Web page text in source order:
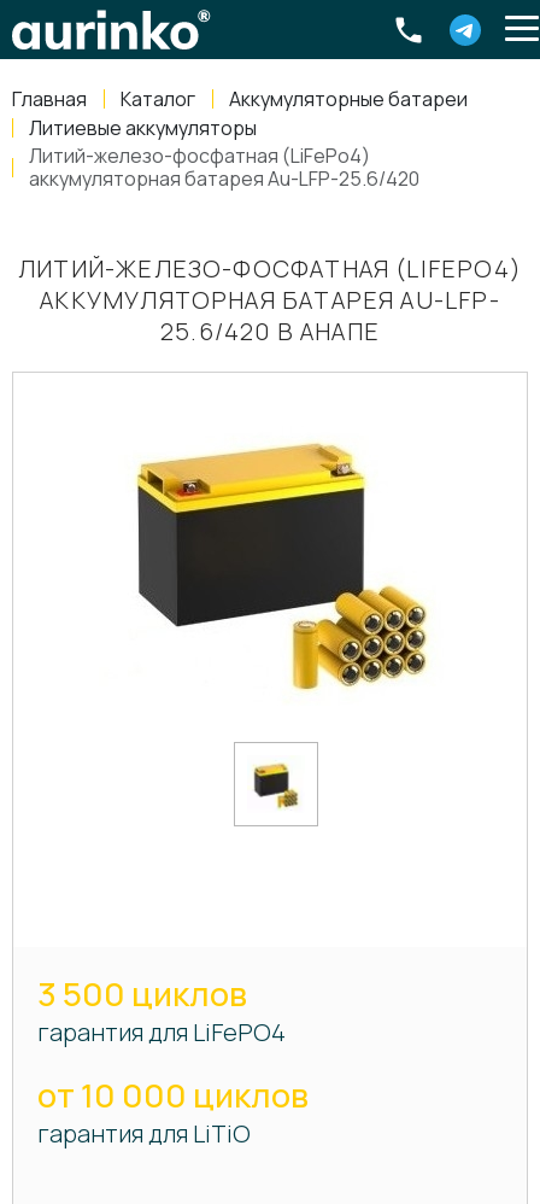
Главная Каталог
Аккумуляторные батареи
Литиевые аккумуляторы
Литий-железо-фосфатная (LiFePo4)
аккумуляторная батарея Au-LFP-25.6/420
ЛИТИЙ-ЖЕЛЕЗО-ФОСФАТНАЯ (LIFEPO4)
АККУМУЛЯТОРНАЯ БАТАРЕЯ AU-LFP-
25.6/420 В АНАПЕ
3 500 циклов
гарантия для LiFePO4
от 10 000 циклов
гарантия для LiTiO
Россия, Свердловская область Екатеринбург ,
8-800-770-79-40